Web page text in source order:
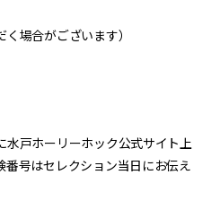
場合がございます）
戸ホーリーホック公式サイト上
号はセレクション当日にお伝え